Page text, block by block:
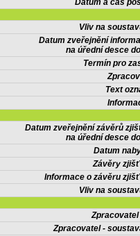
Datum a čas
Vliv na
Datum zveřejnění
na úřední desce
Termín pro
Text
Datum zveřejnění závěrů
na úřední desce
Datum
Závěry
Informace o závěru
Vliv na
Zpracovatel -